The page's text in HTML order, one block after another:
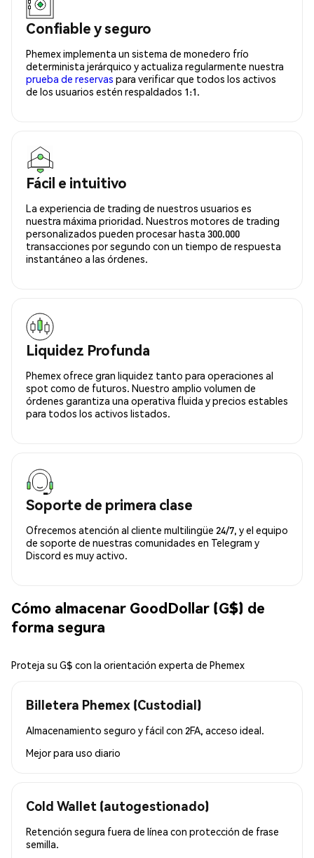
Confiable y seguro
Phemex implementa un sistema de monedero frío
determinista jerárquico y actualiza regularmente nuestra
prueba de reservas para verificar que todos los activos
de los usuarios estén respaldados 1:1.
Fácil e intuitivo
La experiencia de trading de nuestros usuarios es
nuestra máxima prioridad. Nuestros motores de trading
personalizados pueden procesar hasta 300.000
transacciones por segundo con un tiempo de respuesta
instantáneo a las órdenes.
Liquidez Profunda
Phemex ofrece gran liquidez tanto para operaciones al
spot como de futuros. Nuestro amplio volumen de
órdenes garantiza una operativa fluida y precios estables
para todos los activos listados.
Soporte de primera clase
Ofrecemos atención al cliente multilingüe 24/7, y el equipo
de soporte de nuestras comunidades en Telegram y
Discord es muy activo.
Cómo almacenar GoodDollar (G$) de
forma segura
Proteja su G$ con la orientación experta de Phemex
Billetera Phemex (Custodial)
Almacenamiento seguro y fácil con 2FA, acceso ideal.
Mejor para uso diario
Cold Wallet (autogestionado)
Retención segura fuera de línea con protección de frase
semilla.